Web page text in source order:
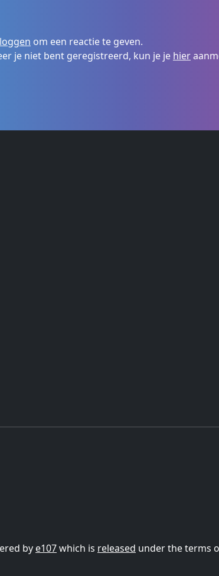
om een reactie te geven.
je niet bent geregistreerd, kun je je hier
by e107which is released under the terms